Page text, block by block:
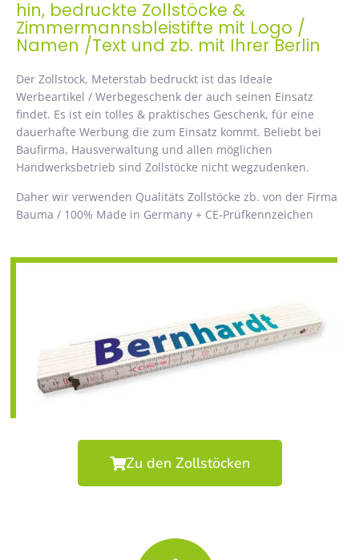
hin, bedruckte Zollstöcke &
Zimmermannsbleistifte mit Logo /
Namen /Text und zb. mit Ihrer Berlin
Der Zollstock, Meterstab bedruckt ist das Ideale
Werbeartikel / Werbegeschenk der auch seinen Einsatz
findet. Es ist ein tolles & praktisches Geschenk, für eine
dauerhafte Werbung die zum Einsatz kommt. Beliebt bei
Baufirma, Hausverwaltung und allen möglichen
Handwerksbetrieb sind Zollstöcke nicht wegzudenken.
Daher wir verwenden Qualitäts Zollstöcke zb. von der Firma
Bauma / 100% Made in Germany + CE-Prüfkennzeichen
Zu den Zollstöcken